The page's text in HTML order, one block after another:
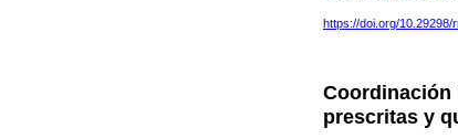
https://doi.org/10.29298/
Coordinación
prescritas y